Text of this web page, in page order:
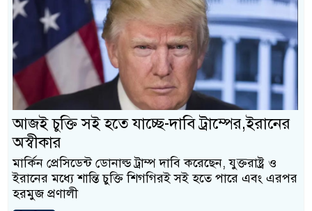
আজই চুক্তি সই হতে যাচ্ছে-দাবি ট্রাম্পের,ইরানের
অস্বীকার
মার্কিন প্রেসিডেন্ট ডোনাল্ড ট্রাম্প দাবি করেছেন, যুক্তরাষ্ট্র ও
ইরানের মধ্যে শান্তি চুক্তি শিগগিরই সই হতে পারে এবং এরপর
হরমুজ প্রণালী